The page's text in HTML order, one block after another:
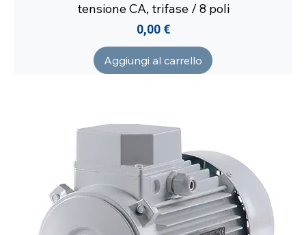
tensione CA, trifase / 8 poli
Prezzo
0,00 €
Aggiungi al carrello